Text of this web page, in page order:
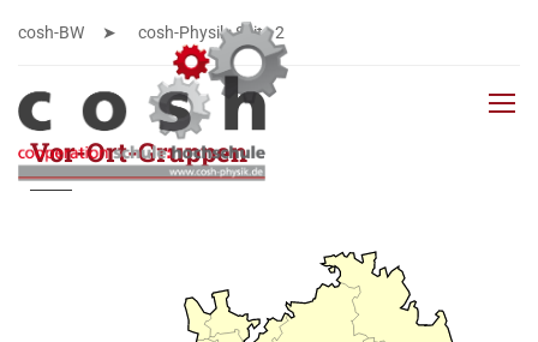
cosh-BW cosh-Physik: Seite 2
Vor-Ort-Gruppen